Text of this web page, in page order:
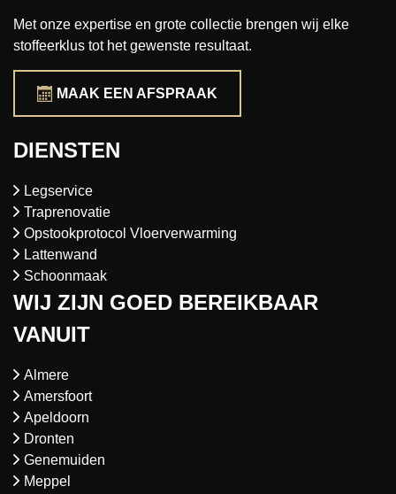
Met onze expertise en grote collectie brengen wij elke
stoffeerklus tot het gewenste resultaat.
MAAK EEN AFSPRAAK
DIENSTEN
Legservice
Traprenovatie
Opstookprotocol Vloerverwarming
Lattenwand
Schoonmaak
WIJ ZIJN GOED BEREIKBAAR
VANUIT
Almere
Amersfoort
Apeldoorn
Dronten
Genemuiden
Meppel